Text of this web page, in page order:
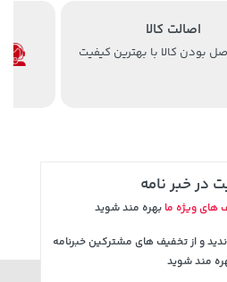
اصالت کالا
بودن کالا با بهترین کیفیت
در خبر نامه
های ویژه ما بهره مند شوید
و از تخفیف های مشترکین خبرنامه
مند شوید